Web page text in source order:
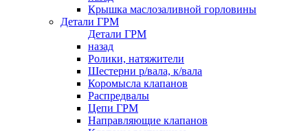
Крышка маслозаливной горловины
Детали ГРМ
Детали ГРМ
назад
Ролики, натяжители
Шестерни р/вала, к/вала
Коромысла клапанов
Распредвалы
Цепи ГРМ
Направляющие клапанов